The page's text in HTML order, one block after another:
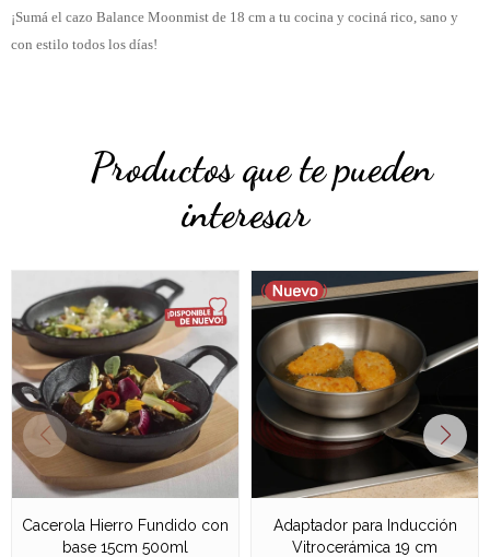
¡Sumá el cazo Balance Moonmist de 18 cm a tu cocina y cociná rico, sano y
con estilo todos los días!
Productos que te pueden
interesar
Cacerola Hierro Fundido con
base 15cm 500ml
Adaptador para Inducción
Vitrocerámica 19 cm